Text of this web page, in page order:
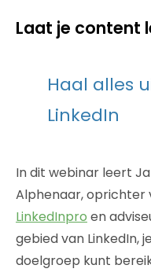
Laat je content
Haal alles
LinkedIn
In dit webinar leert
Alphenaar, oprichter
LinkedInpro en
gebied van LinkedIn,
doelgroep kunt